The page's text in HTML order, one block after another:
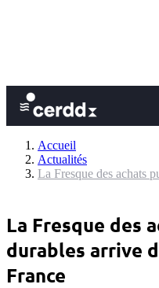
Accueil
Actualités
La Fresque des achats
La Fresque des
durables arrive
France